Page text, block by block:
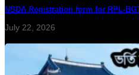
NSDA Registration form for RPL-
July 22, 2026